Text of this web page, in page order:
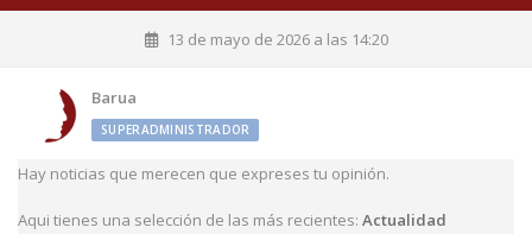
13 de mayo de 2026 a las 14:20
Barua
SUPERADMINISTRADOR
Hay noticias que merecen que expreses tu opinión.
Aqui tienes una selección de las más recientes: Actualidad